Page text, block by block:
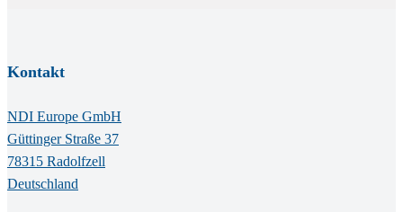
Kontakt
NDI Europe GmbH
Güttinger Straße 37
78315 Radolfzell
Deutschland